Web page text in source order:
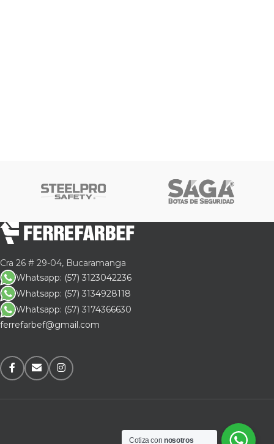
Cra 26 # 29-04, Bucaramanga
Whatsapp: (57) 3123042236
Whatsapp: (57) 3134928118
Whatsapp: (57) 3174366630
ferrefarbef@gmail.com
Cotiza connosotros